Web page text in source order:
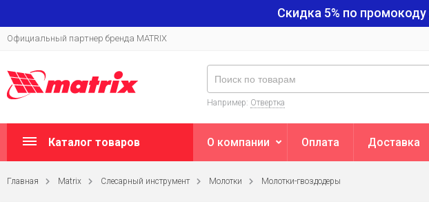
Скидка 5% по промокоду
Официальный партнер бренда MATRIX
Например: Отвертка
Каталог товаров О компании Оплата Доставка
Главная Matrix Слесарный инструмент Молотки Молотки-гвоздодеры